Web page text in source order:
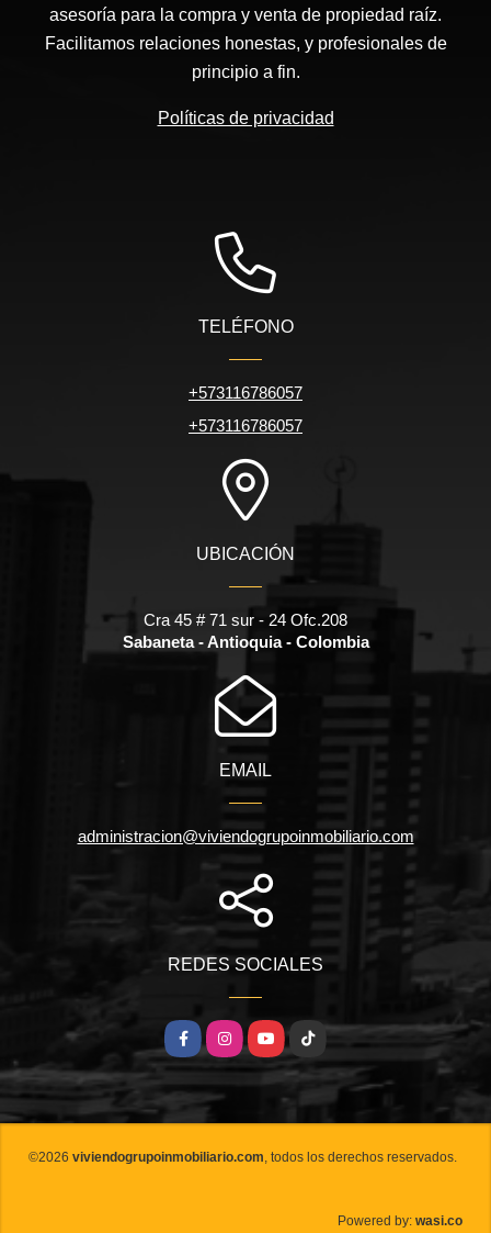
asesoría para la compra y venta de propiedad raíz.
Facilitamos relaciones honestas, y profesionales de
principio a fin.
Políticas de privacidad
TELÉFONO
+573116786057
+573116786057
UBICACIÓN
Cra 45 # 71 sur - 24 Ofc.208
Sabaneta - Antioquia - Colombia
EMAIL
administracion@viviendogrupoinmobiliario.com
REDES SOCIALES
FacebookInstagramYouTubeTikTok
©2026 viviendogrupoinmobiliario.com, todos los derechos reservados.
Powered by: wasi.co